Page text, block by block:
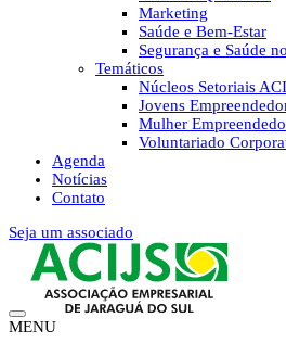
Marketing
Saúde e Bem-Estar
Segurança e Saúde
Temáticos
Núcleos Setoriais
Jovens
Mulher
Voluntariado
Agenda
Notícias
Contato
Seja um associado
MENU